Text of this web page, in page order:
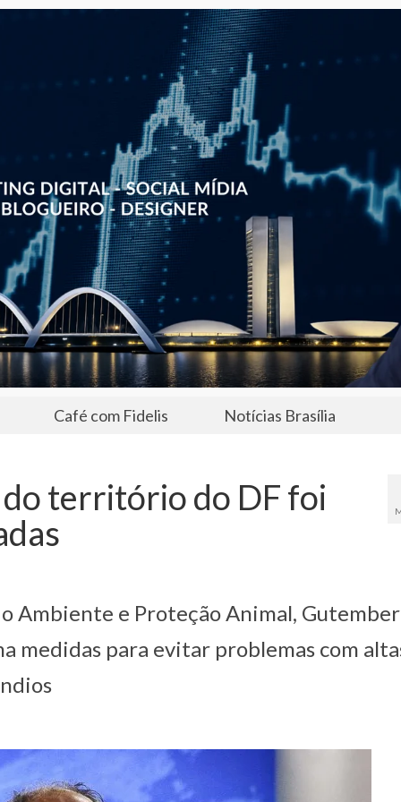
Café com Fidelis Notícias Brasília
território do DF foi
Ambiente e Proteção Animal,
medidas para evitar problemas com